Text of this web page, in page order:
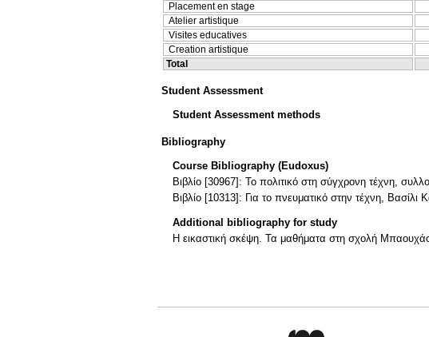
Placement en stage
Atelier artistique
Visites educatives
Creation artistique
Total
Student Assessment
Student Assessment methods
Bibliography
Course Bibliography (Eudoxus)
Βιβλίο [30967]: Το πολιτικό στη σύγχρονη τέχνη,
Βιβλίο [10313]: Για το πνευματικό στην τέχνη, Βασίλι
Additional bibliography for study
H εικαστική σκέψη. Τα μαθήματα στη σχολή